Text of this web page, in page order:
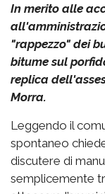
In merito alle
"rappezzo" dei
bitume sul
replica
Morra.
Leggendo il
spontaneo
discutere di
semplicemente